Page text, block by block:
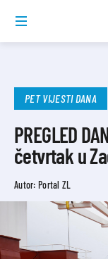
PET VIJESTI DANA
PREGLED
četvrtak u
Autor: Portal ZL